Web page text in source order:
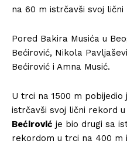
na 60 m istrčavši svoj
Pored Bakira Musića u
Bećirović, Nikola
Bećirović i Amna Musić.
U trci na 1500 m pobijedio
istrčavši svoj lični rekord u
Bećirović je bio drugi sa
rekordom u trci na 400 m